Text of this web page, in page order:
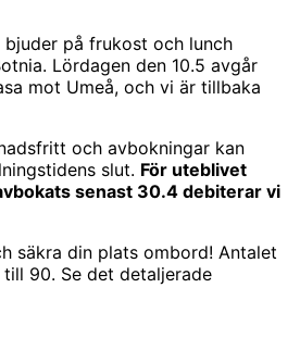
på frukost och lunch
Lördagen den 10.5 avgår
mot Umeå, och vi är tillbaka
och avbokningar kan
slut. För uteblivet
senast 30.4 debiterar vi
säkra din plats ombord! Antalet
90. Se det detaljerade